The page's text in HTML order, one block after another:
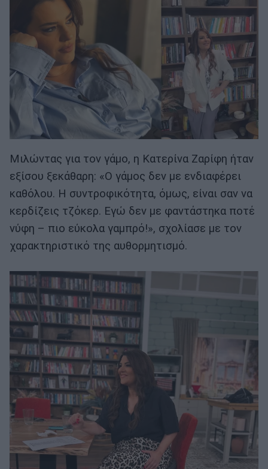
Μιλώντας για τον γάμο, η Κατερίνα Ζαρίφη ήταν
εξίσου ξεκάθαρη: «Ο γάμος δεν με ενδιαφέρει
καθόλου. Η συντροφικότητα, όμως, είναι σαν να
κερδίζεις τζόκερ. Εγώ δεν με φαντάστηκα ποτέ
νύφη – πιο εύκολα γαμπρό!», σχολίασε με τον
χαρακτηριστικό της αυθορμητισμό.